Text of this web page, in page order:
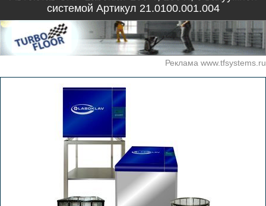
системой Артикул 21.0100.001.004
Реклама www.tfsystems.ru